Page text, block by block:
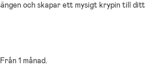
och skapar ett mysigt krypin till ditt
1 månad.